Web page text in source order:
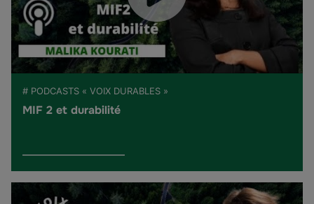
# PODCASTS « VOIX DURABLES »
MIF 2 et durabilité